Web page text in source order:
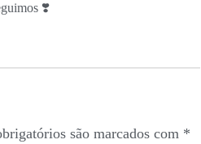
❣️
são marcados com *